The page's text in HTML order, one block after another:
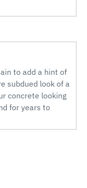
to add a hint of
subdued look of a
concrete looking
for years to